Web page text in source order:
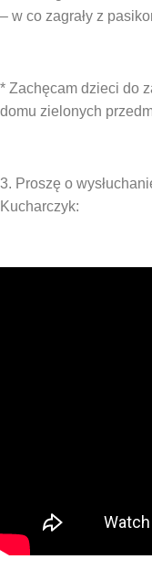
– w co zagrały z
* Zachęcam dzieci do
domu zielonych
3. Proszę o
Kucharczyk: